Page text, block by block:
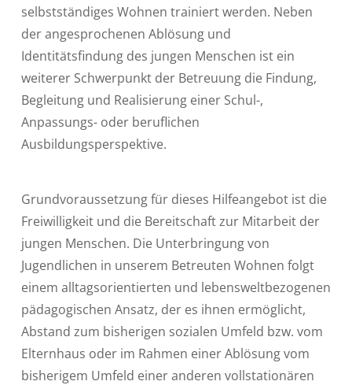
selbstständiges Wohnen trainiert werden. Neben
der angesprochenen Ablösung und
Identitätsfindung des jungen Menschen ist ein
weiterer Schwerpunkt der Betreuung die Findung,
Begleitung und Realisierung einer Schul-,
Anpassungs- oder beruflichen
Ausbildungsperspektive.
Grundvoraussetzung für dieses Hilfeangebot ist die
Freiwilligkeit und die Bereitschaft zur Mitarbeit der
jungen Menschen. Die Unterbringung von
Jugendlichen in unserem Betreuten Wohnen folgt
einem alltagsorientierten und lebensweltbezogenen
pädagogischen Ansatz, der es ihnen ermöglicht,
Abstand zum bisherigen sozialen Umfeld bzw. vom
Elternhaus oder im Rahmen einer Ablösung vom
bisherigem Umfeld einer anderen vollstationären